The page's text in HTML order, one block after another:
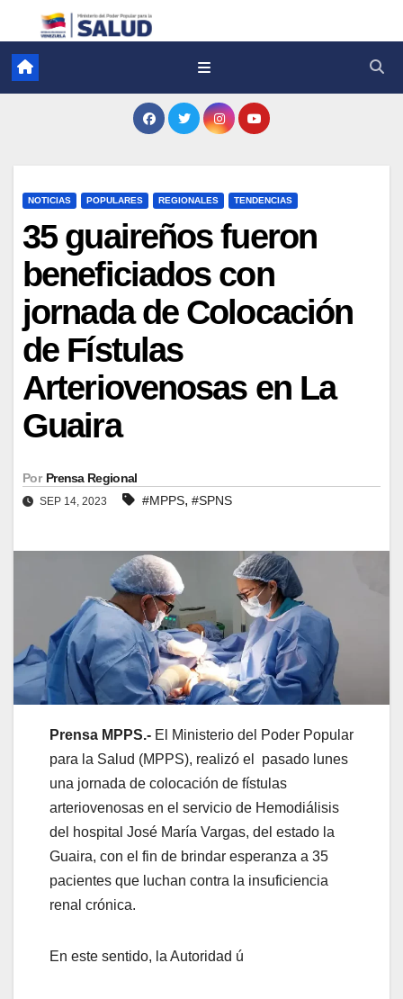
NOTICIAS POPULARES REGIONALES TENDENCIAS
35 guaireños fueron
beneficiados con
jornada de Colocación
de Fístulas
Arteriovenosas en La
Guaira
Por Prensa Regional
SEP 14, 2023 #MPPS, #SPNS
Prensa MPPS.- El Ministerio del Poder Popular
para la Salud (MPPS), realizó el pasado lunes
una jornada de colocación de fístulas
arteriovenosas en el servicio de Hemodiálisis
del hospital José María Vargas, del estado la
Guaira, con el fin de brindar esperanza a 35
pacientes que luchan contra la insuficiencia
renal crónica.
En este sentido, la Autoridad ú